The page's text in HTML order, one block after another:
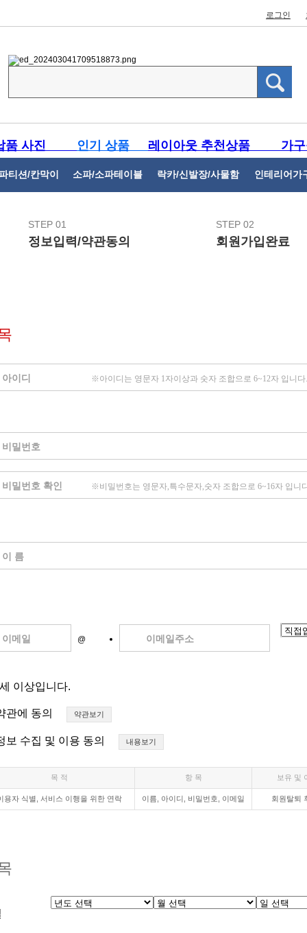
로그인
품 사진 인기 상품 레이아웃 추천상품 가
티션/칸막이 소파/소파테이블 락카/신발장/사물함 인테리어가
STEP 01
정보입력/약관동의
STEP 02
회원가입완료
아이디 ※아이디는 영문자 1자이상과 숫자 조합으로 6~12자 입니다.
비밀번호
비밀번호 확인 ※비밀번호는 영문자,특수문자,숫자 조합으로 6~16자 입니
이 름
이메일 @ 이메일주소
이상입니다.
관에 동의 약관보기
보 수집 및 이용 동의 내용보기
목 적 항 목 보유 및
용자 식별, 서비스 이행을 위한 연락 이름, 아이디, 비밀번호, 이메일 회원탈퇴